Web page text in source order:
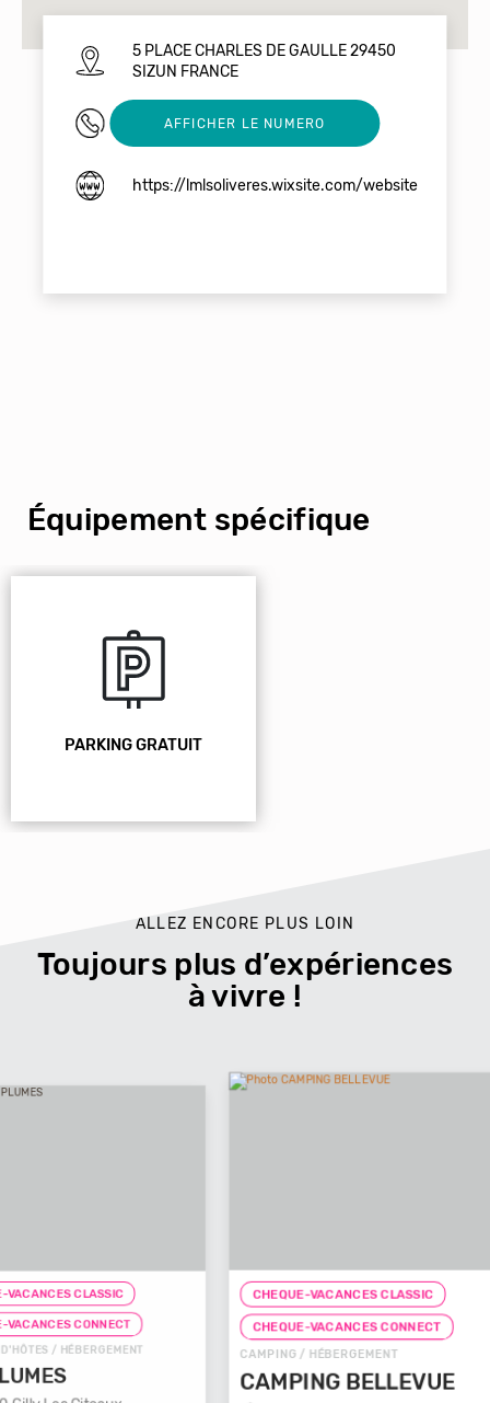
5 PLACE CHARLES DE GAULLE 29450
SIZUN FRANCE
02 98 68 80 02
AFFICHER LE NUMERO
https://lmlsoliveres.wixsite.com/website
Équipement spécifique
PARKING GRATUIT
ALLEZ ENCORE PLUS LOIN
Toujours plus d’expériences
à vivre !
CHEQUE-VACANCES CLASSIC
CHEQUE-VACANCES CONNECT
CAMPING / HÉBERGEMENT
CAMPING BELLEVUE
CHAMBRE